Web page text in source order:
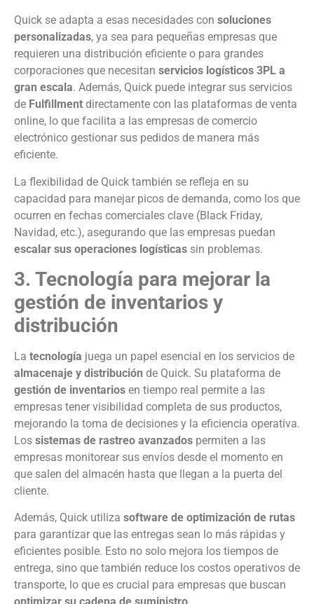
Quick se adapta a esas necesidades con soluciones
personalizadas, ya sea para pequeñas empresas que
requieren una distribución eficiente o para grandes
corporaciones que necesitan servicios logísticos 3PL a
gran escala. Además, Quick puede integrar sus servicios
de Fulfillment directamente con las plataformas de venta
online, lo que facilita a las empresas de comercio
electrónico gestionar sus pedidos de manera más
eficiente.
La flexibilidad de Quick también se refleja en su
capacidad para manejar picos de demanda, como los que
ocurren en fechas comerciales clave (Black Friday,
Navidad, etc.), asegurando que las empresas puedan
escalar sus operaciones logísticas sin problemas.
3. Tecnología para mejorar la
gestión de inventarios y
distribución
La tecnología juega un papel esencial en los servicios de
almacenaje y distribución de Quick. Su plataforma de
gestión de inventarios en tiempo real permite a las
empresas tener visibilidad completa de sus productos,
mejorando la toma de decisiones y la eficiencia operativa.
Los sistemas de rastreo avanzados permiten a las
empresas monitorear sus envíos desde el momento en
que salen del almacén hasta que llegan a la puerta del
cliente.
Además, Quick utiliza software de optimización de rutas
para garantizar que las entregas sean lo más rápidas y
eficientes posible. Esto no solo mejora los tiempos de
entrega, sino que también reduce los costos operativos de
transporte, lo que es crucial para empresas que buscan